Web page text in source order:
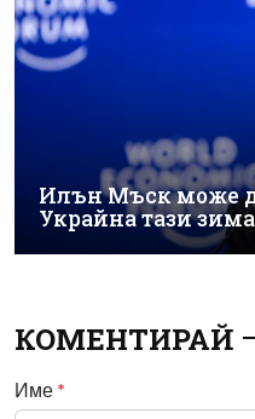
Илън Мъск може
Украйна тази зима
КОМЕНТИРАЙ
Име *